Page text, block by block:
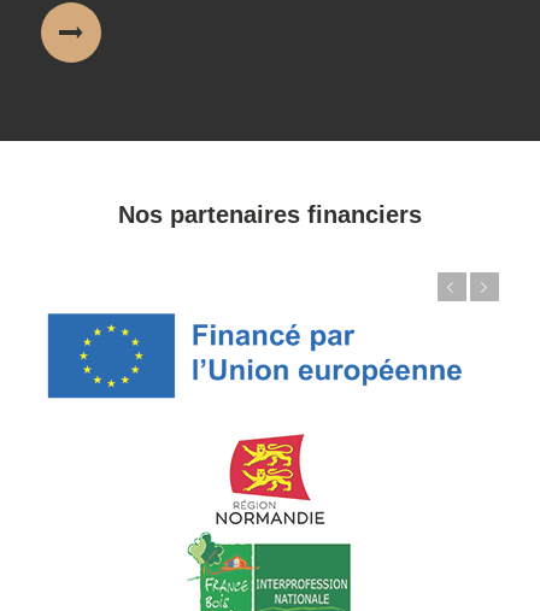
Nos partenaires financiers